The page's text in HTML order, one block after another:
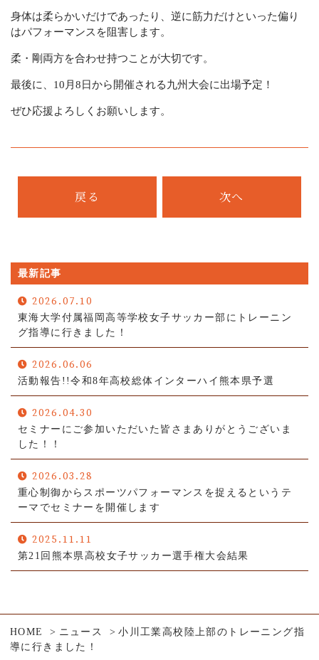
身体は柔らかいだけであったり、逆に筋力だけといった偏り
はパフォーマンスを阻害します。
柔・剛両方を合わせ持つことが大切です。
最後に、10月8日から開催される九州大会に出場予定！
ぜひ応援よろしくお願いします。
戻る 次へ
最新記事
2026.07.10
東海大学付属福岡高等学校女子サッカー部にトレーニン
グ指導に行きました！
2026.06.06
活動報告!!令和8年高校総体インターハイ熊本県予選
2026.04.30
セミナーにご参加いただいた皆さまありがとうございま
した！！
2026.03.28
重心制御からスポーツパフォーマンスを捉えるというテ
ーマでセミナーを開催します
2025.11.11
第21回熊本県高校女子サッカー選手権大会結果
HOME ニュース
小川工業高校陸上部のトレーニング指
導に行きました！